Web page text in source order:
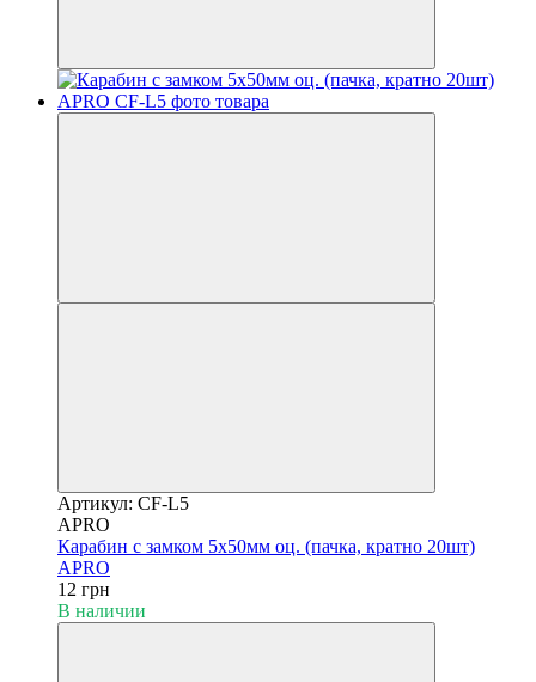
Артикул: CF-L5
APRO
Карабин с замком 5х50мм оц. (пачка, кратно 20шт)
APRO
12 грн
В наличии